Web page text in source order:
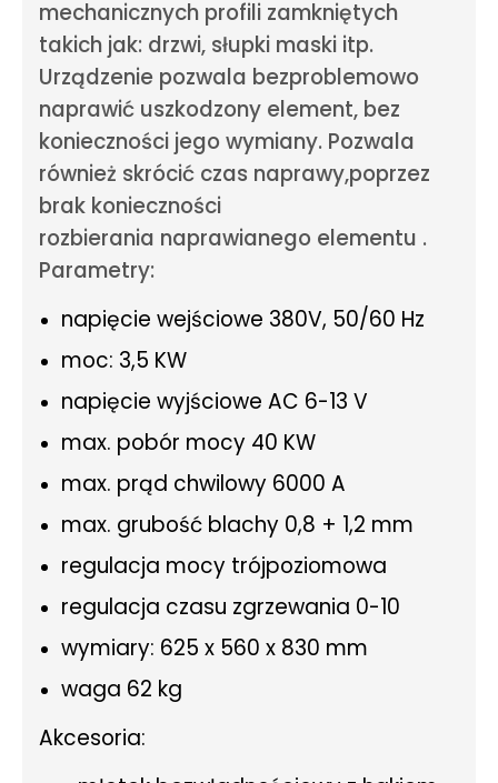
mechanicznych profili zamkniętych
takich jak: drzwi, słupki maski itp.
Urządzenie pozwala bezproblemowo
naprawić uszkodzony element, bez
konieczności jego wymiany. Pozwala
również skrócić czas naprawy,poprzez
brak konieczności
rozbierania naprawianego elementu .
Parametry:
napięcie wejściowe 380V, 50/60 Hz
moc: 3,5 KW
napięcie wyjściowe AC 6-13 V
max. pobór mocy 40 KW
max. prąd chwilowy 6000 A
max. grubość blachy 0,8 + 1,2 mm
regulacja mocy trójpoziomowa
regulacja czasu zgrzewania 0-10
wymiary: 625 x 560 x 830 mm
waga 62 kg
Akcesoria: